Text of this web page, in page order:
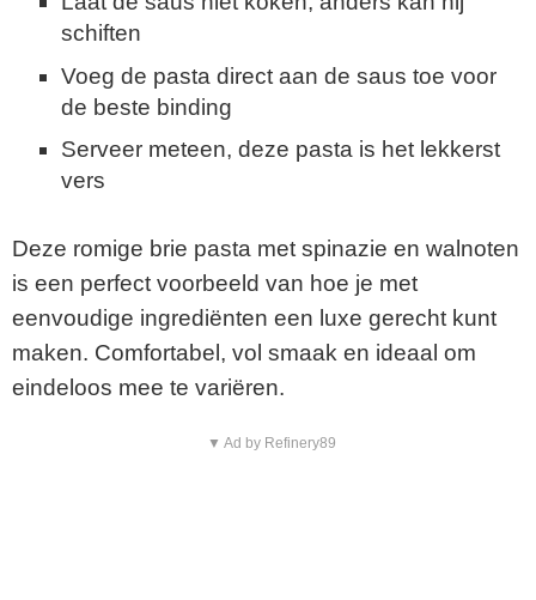
schiften
Voeg de pasta direct aan de saus toe voor
de beste binding
Serveer meteen, deze pasta is het lekkerst
vers
Deze romige brie pasta met spinazie en walnoten
is een perfect voorbeeld van hoe je met
eenvoudige ingrediënten een luxe gerecht kunt
maken. Comfortabel, vol smaak en ideaal om
eindeloos mee te variëren.
▼ Ad by Refinery89